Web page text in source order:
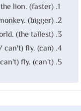
lion. (faster)
(bigger)
(the tallest)
can't) fly. (can)
fly. (can't)